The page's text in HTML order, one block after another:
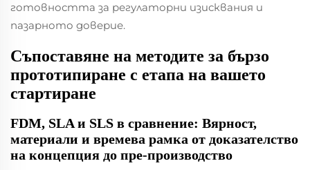
готовността за регулаторни изисквания и
пазарното доверие.
Съпоставяне на методите за бързо
прототипиране с етапа на вашето
стартиране
FDM, SLA и SLS в сравнение: Вярност,
материали и времева рамка от доказателство
на концепция до пре-производство